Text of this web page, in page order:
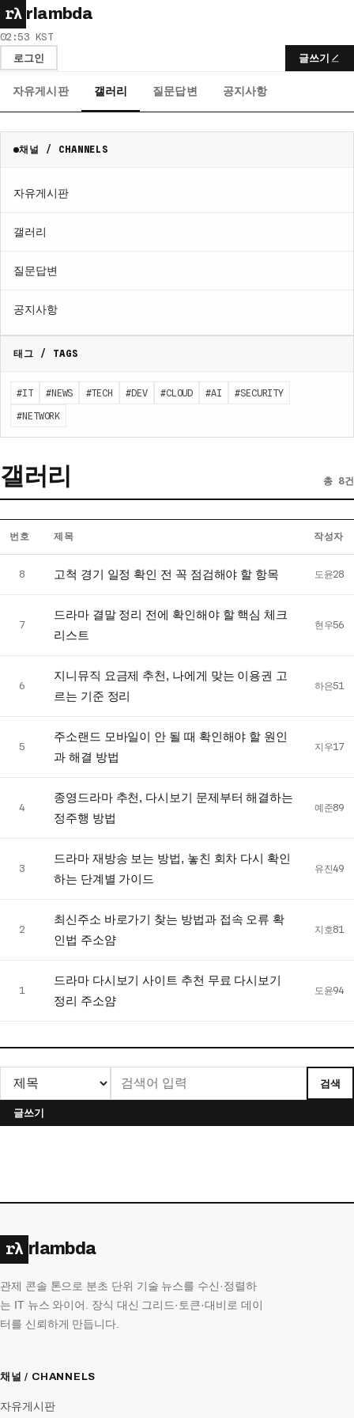
rλ rlambda
02:53 KST
로그인
글쓰기
자유게시판 갤러리 질문답변 공지사항
채널 / CHANNELS
자유게시판
갤러리
질문답변
공지사항
태그 / TAGS
#IT #NEWS #TECH #DEV #CLOUD #AI #SECURITY
#NETWORK
갤러리 총 8건
번호 제목 작성자
8 고척 경기 일정 확인 전 꼭 점검해야 할 항목 도윤28
7
드라마 결말 정리 전에 확인해야 할 핵심 체크
리스트
현우56
6
지니뮤직 요금제 추천, 나에게 맞는 이용권 고
르는 기준 정리
하은51
5
주소랜드 모바일이 안 될 때 확인해야 할 원인
과 해결 방법
지우17
4
종영드라마 추천, 다시보기 문제부터 해결하는
정주행 방법
예준89
3
드라마 재방송 보는 방법, 놓친 회차 다시 확인
하는 단계별 가이드
유진49
2
최신주소 바로가기 찾는 방법과 접속 오류 확
인법 주소얌
지호81
1
드라마 다시보기 사이트 추천 무료 다시보기
정리 주소얌
도윤94
검색
글쓰기
rλ rlambda
관제 콘솔 톤으로 분초 단위 기술 뉴스를 수신·정렬하
는 IT 뉴스 와이어. 장식 대신 그리드·토큰·대비로 데이
터를 신뢰하게 만듭니다.
채널 / CHANNELS
자유게시판